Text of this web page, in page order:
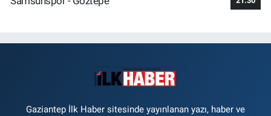
Gaziantep İlk Haber sitesinde yayınlanan yazı, haber ve